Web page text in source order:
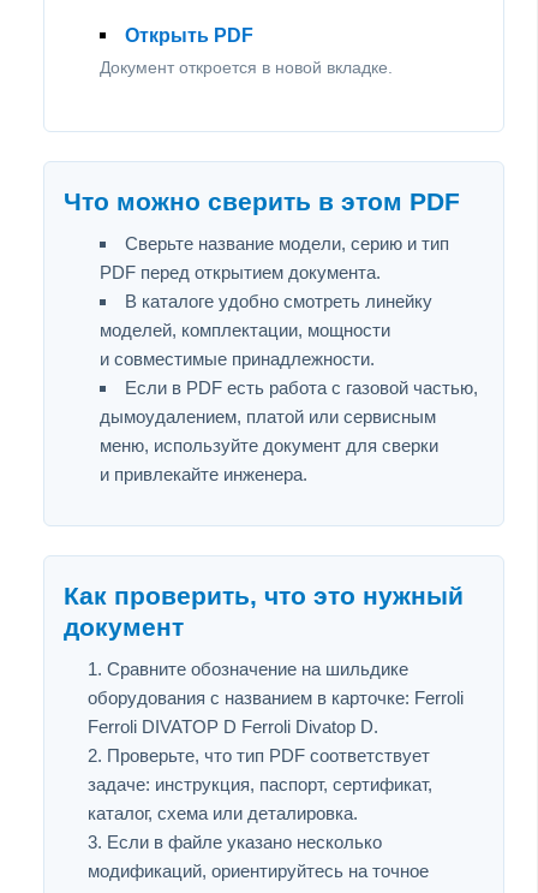
Открыть PDF
Документ откроется в новой вкладке.
Что можно сверить в этом PDF
Сверьте название модели, серию и тип
PDF перед открытием документа.
В каталоге удобно смотреть линейку
моделей, комплектации, мощности
и совместимые принадлежности.
Если в PDF есть работа с газовой частью,
дымоудалением, платой или сервисным
меню, используйте документ для сверки
и привлекайте инженера.
Как проверить, что это нужный
документ
Сравните обозначение на шильдике
оборудования с названием в карточке: Ferroli
Ferroli DIVATOP D Ferroli Divatop D.
Проверьте, что тип PDF соответствует
задаче: инструкция, паспорт, сертификат,
каталог, схема или деталировка.
Если в файле указано несколько
модификаций, ориентируйтесь на точное